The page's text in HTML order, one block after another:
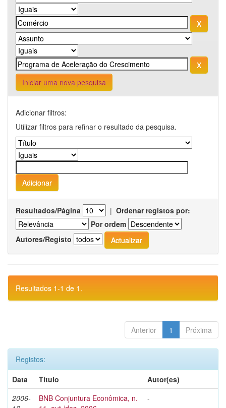
Iniciar uma nova pesquisa
Adicionar filtros:
Utilizar filtros para refinar o resultado da pesquisa.
Resultados/Página | Ordenar registos por:
Por ordem
Autores/Registo
Resultados 1-1 de 1.
Anterior 1 Próxima
Registos:
Data
Título
Autor(es)
2006-
BNB Conjuntura Econômica, n.
-